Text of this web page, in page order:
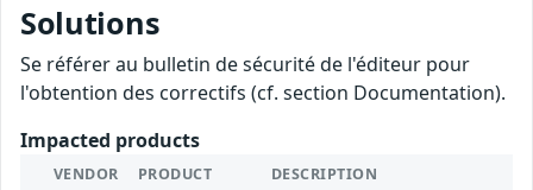
Solutions
Se référer au bulletin de sécurité de l'éditeur pour
l'obtention des correctifs (cf. section Documentation).
Impacted products
VENDOR PRODUCT DESCRIPTION